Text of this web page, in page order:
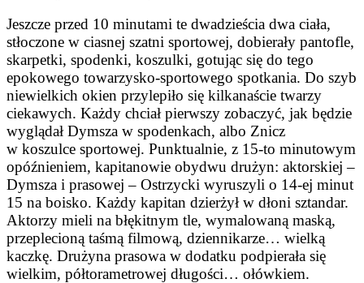
Jeszcze przed 10 minutami te dwadzieścia dwa ciała,
stłoczone w ciasnej szatni sportowej, dobierały pantofle,
skarpetki, spodenki, koszulki, gotując się do tego
epokowego towarzysko-sportowego spotkania. Do szyb
niewielkich okien przylepiło się kilkanaście twarzy
ciekawych. Każdy chciał pierwszy zobaczyć, jak będzie
wyglądał Dymsza w spodenkach, albo Znicz
w koszulce sportowej. Punktualnie, z 15-to minutowym
opóźnieniem, kapitanowie obydwu drużyn: aktorskiej –
Dymsza i prasowej – Ostrzycki wyruszyli o 14-ej minut
15 na boisko. Każdy kapitan dzierżył w dłoni sztandar.
Aktorzy mieli na błękitnym tle, wymalowaną maską,
przeplecioną taśmą filmową, dziennikarze… wielką
kaczkę. Drużyna prasowa w dodatku podpierała się
wielkim, półtorametrowej długości… ołówkiem.